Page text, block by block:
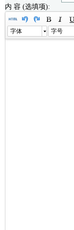
内 容 (选填项):
字体 字号